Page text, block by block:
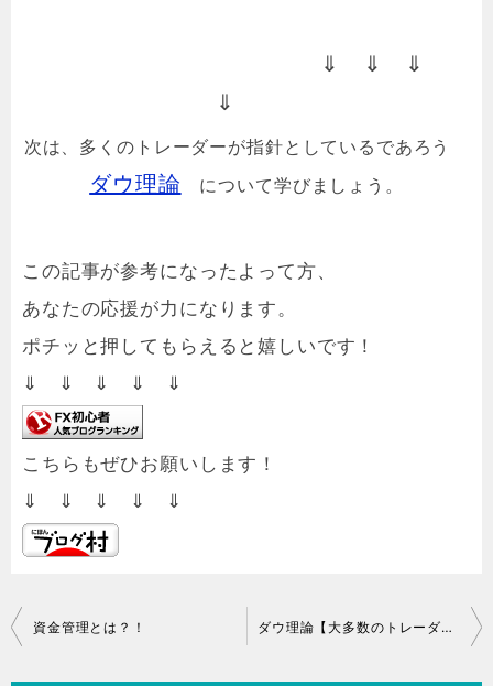
⇓ ⇓ ⇓
⇓
次は、多くのトレーダーが指針としているであろう
ダウ理論 について学びましょう。
この記事が参考になったよって方、
あなたの応援が力になります。
ポチッと押してもらえると嬉しいです！
⇓ ⇓ ⇓ ⇓ ⇓
こちらもぜひお願いします！
⇓ ⇓ ⇓ ⇓ ⇓
投
資金管理とは？！ ダウ理論【大多数のトレーダーが指針にする理論】